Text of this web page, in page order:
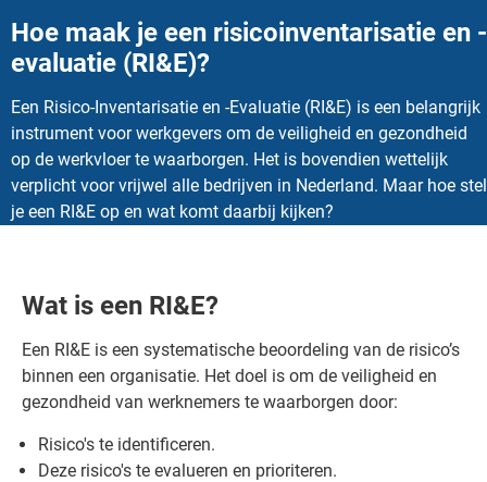
Hoe maak je een risicoinventarisatie en -
evaluatie (RI&E)?
Een Risico-Inventarisatie en -Evaluatie (RI&E) is een belangrijk
instrument voor werkgevers om de veiligheid en gezondheid
op de werkvloer te waarborgen. Het is bovendien wettelijk
verplicht voor vrijwel alle bedrijven in Nederland. Maar hoe stel
je een RI&E op en wat komt daarbij kijken?
Wat is een RI&E?
Een RI&E is een systematische beoordeling van de risico’s
binnen een organisatie. Het doel is om de veiligheid en
gezondheid van werknemers te waarborgen door:
Risico's te identificeren.
Deze risico's te evalueren en prioriteren.